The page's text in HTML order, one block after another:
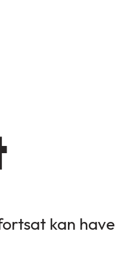
kan have